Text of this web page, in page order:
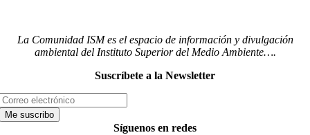
La Comunidad ISM es el espacio de información y divulgación
ambiental del Instituto Superior del Medio Ambiente….
Suscríbete a la Newsletter
Síguenos en redes